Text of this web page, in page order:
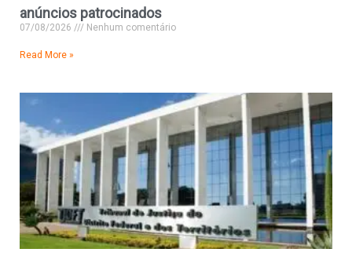
anúncios patrocinados
07/08/2026 Nenhum comentário
Read More »